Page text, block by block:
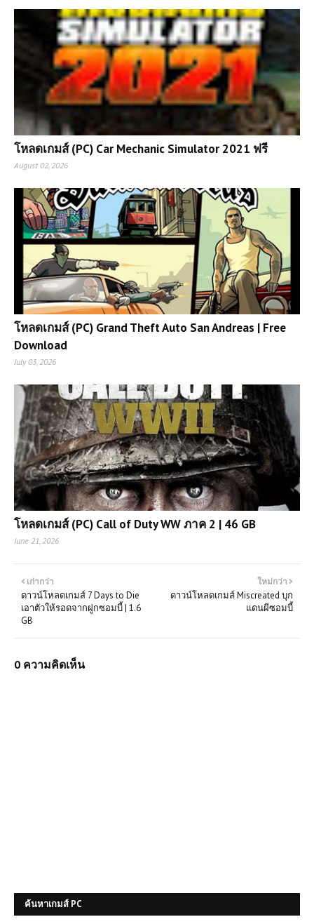
โหลดเกมส์ (PC) Car Mechanic Simulator 2021 ฟรี
August 02, 2026
โหลดเกมส์ (PC) Grand Theft Auto San Andreas | Free
Download
July 03, 2026
โหลดเกมส์ (PC) Call of Duty WW ภาค 2 | 46 GB
June 21, 2026
ใหม่กว่า
ดาวน์โหลดเกมส์ Miscreated บุก
แดนผีซอมบี้
เก่ากว่า
ดาวน์โหลดเกมส์ 7 Days to Die
เอาตัวให้รอดจากฝูกซอมบี้ | 1.6
GB
0 ความคิดเห็น
ค้นหาเกมส์ PC